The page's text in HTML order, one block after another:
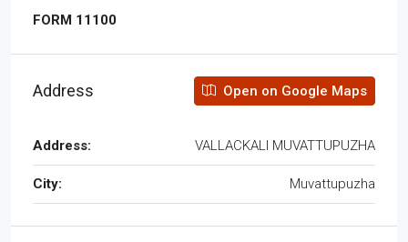
FORM 11100
Address Open on Google Maps
Address: VALLACKALI MUVATTUPUZHA
City: Muvattupuzha